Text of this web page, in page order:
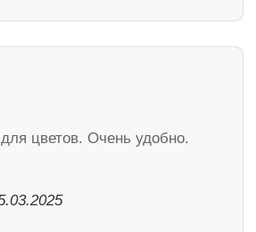
цветов. Очень удобно.